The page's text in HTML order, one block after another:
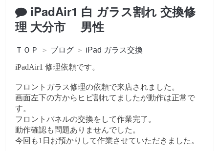
iPadAir1 白 ガラス割れ 交換修
理 大分市 男性
ＴＯＰ ＞ ブログ ＞ iPad ガラス交換
iPadAir1 修理依頼です。
フロントガラス修理の依頼で来店されました。
画面左下の方からヒビ割れてましたが動作は正常で
す。
フロントパネルの交換をして作業完了。
動作確認も問題ありませんでした。
今回も1日お預かりして作業させていただきました。